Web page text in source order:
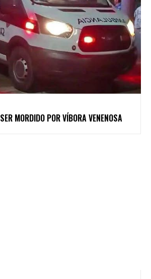
MORDIDO POR VÍBORA VENENOSA